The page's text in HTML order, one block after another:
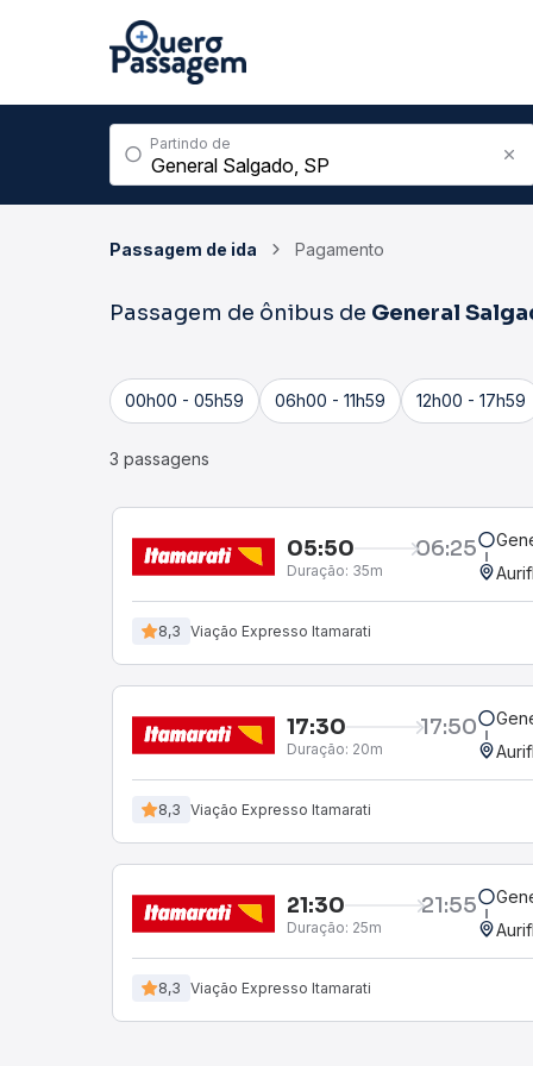
Partindo de
Passagem de ida Pagamento
Passagem de ônibus de General
00h00 - 05h59 06h00 - 11h59 12h00 - 17h59
3 passagens
05:50 06:25
Duração: 35m
8,3 Viação Expresso Itamarati
17:30 17:50
Duração: 20m
8,3 Viação Expresso Itamarati
21:30 21:55
Duração: 25m
8,3 Viação Expresso Itamarati